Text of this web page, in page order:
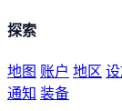
探索
地图 账户 地区
通知 装备